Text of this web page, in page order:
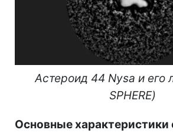
Астероид 44 Nysa и его
SPHERE)
Основные характеристики